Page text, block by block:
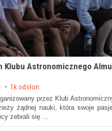
Klubu Astronomicznego
1k odsłon
przez Klub
żądnej nauki, która swoje
zebrali się …